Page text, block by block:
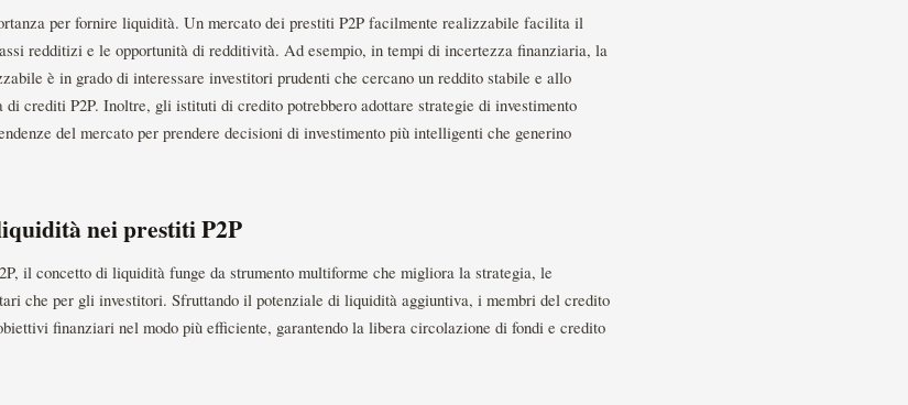
per fornire liquidità. Un mercato dei prestiti P2P facilmente realizzabile facilita il
redditizi e le opportunità di redditività. Ad esempio, in tempi di incertezza finanziaria, la
è in grado di interessare investitori prudenti che cercano un reddito stabile e allo
di crediti P2P. Inoltre, gli istituti di credito potrebbero adottare strategie di investimento
del mercato per prendere decisioni di investimento più intelligenti che generino
nei prestiti P2P
il concetto di liquidità funge da strumento multiforme che migliora la strategia, le
che per gli investitori. Sfruttando il potenziale di liquidità aggiuntiva, i membri del credito
finanziari nel modo più efficiente, garantendo la libera circolazione di fondi e credito